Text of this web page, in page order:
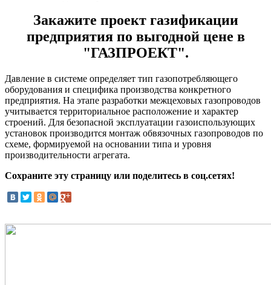
Закажите проект газификации
предприятия по выгодной цене в
"ГАЗПРОЕКТ".
Давление в системе определяет тип газопотребляющего
оборудования и специфика производства конкретного
предприятия. На этапе разработки межцеховых газопроводов
учитывается территориальное расположение и характер
строений. Для безопасной эксплуатации газоиспользующих
установок производится монтаж обвязочных газопроводов по
схеме, формируемой на основании типа и уровня
производительности агрегата.
Сохраните эту страницу или поделитесь в соц.сетях!